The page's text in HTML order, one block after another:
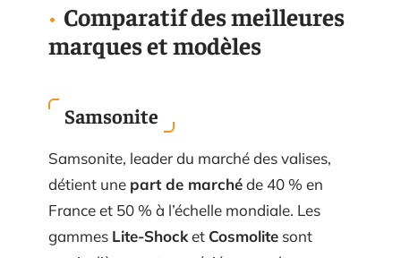
Comparatif des meilleures
marques et modèles
Samsonite
Samsonite, leader du marché des valises,
détient une part de marchéde 40 % en
France et 50 % à l’échelle mondiale. Les
gammes Lite-Shocket Cosmolite sont